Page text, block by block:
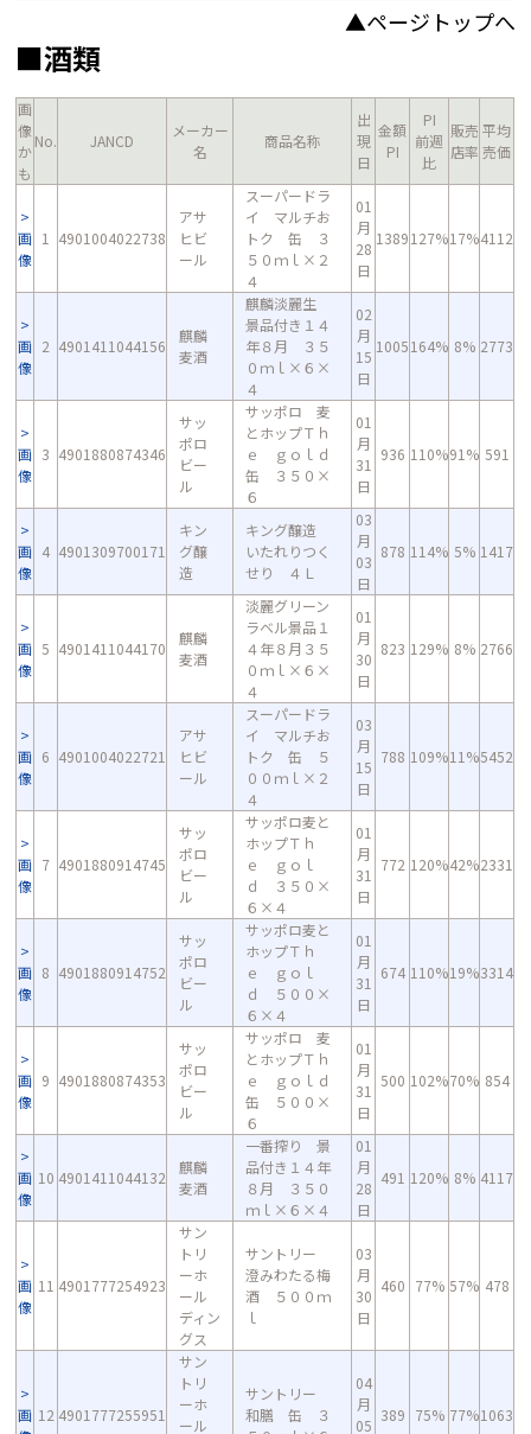
▲ページトップへ
■酒類
画
像
か
も
No. JANCD
メーカー
名
商品名称
出
現
日
金額
PI
PI
前週
比
販売
店率
平均
売価
画
像
1 4901004022738
アサ
ヒビ
ール
スーパードラ
イ マルチお
トク 缶 ３
５０ｍｌ×２
４
01
月
28
日
1389127%17%4112
画
像
2 4901411044156
麒麟
麦酒
麒麟淡麗生
景品付き１４
年８月 ３５
０ｍｌ×６×
４
02
月
15
日
1005164% 8% 2773
画
像
3 4901880874346
サッ
ポロ
ビー
ル
サッポロ 麦
とホップＴｈ
ｅ ｇｏｌｄ
缶 ３５０×
６
01
月
31
日
936 110%91% 591
画
像
4 4901309700171
キン
グ醸
造
キング醸造
いたれりつく
せり ４Ｌ
03
月
03
日
878 114% 5% 1417
画
像
5 4901411044170
麒麟
麦酒
淡麗グリーン
ラベル景品１
４年８月３５
０ｍｌ×６×
４
01
月
30
日
823 129% 8% 2766
画
像
6 4901004022721
アサ
ヒビ
ール
スーパードラ
イ マルチお
トク 缶 ５
００ｍｌ×２
４
03
月
15
日
788 109%11%5452
画
像
7 4901880914745
サッ
ポロ
ビー
ル
サッポロ麦と
ホップＴｈ
ｅ ｇｏｌ
ｄ ３５０×
６×４
01
月
31
日
772 120%42%2331
画
像
8 4901880914752
サッ
ポロ
ビー
ル
サッポロ麦と
ホップＴｈ
ｅ ｇｏｌ
ｄ ５００×
６×４
01
月
31
日
674 110%19%3314
画
像
9 4901880874353
サッ
ポロ
ビー
ル
サッポロ 麦
とホップＴｈ
ｅ ｇｏｌｄ
缶 ５００×
６
01
月
31
日
500 102%70% 854
画
像
10 4901411044132
麒麟
麦酒
一番搾り 景
品付き１４年
８月 ３５０
ｍｌ×６×４
01
月
28
日
491 120% 8% 4117
画
像
11 4901777254923
サン
トリ
ーホ
ール
ディン
グス
サントリー
澄みわたる梅
酒 ５００ｍ
ｌ
03
月
30
日
460 77% 57% 478
画 12 4901777255951
サン
トリ
ーホ
ール
サントリー
和膳 缶 ３
04
月
05
389 75% 77%1063